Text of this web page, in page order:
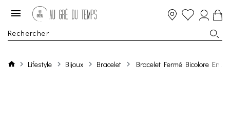
Lifestyle Bijoux Bracelet Bracelet Fermé Bicolore En